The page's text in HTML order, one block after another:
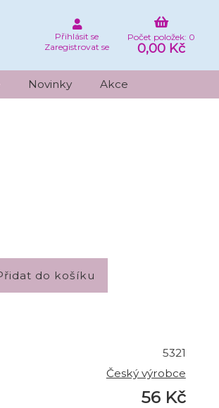
Počet položek: 0
0,00 Kč
Přihlásit se
Zaregistrovat se
Novinky Akce
5321
Český výrobce
56 Kč